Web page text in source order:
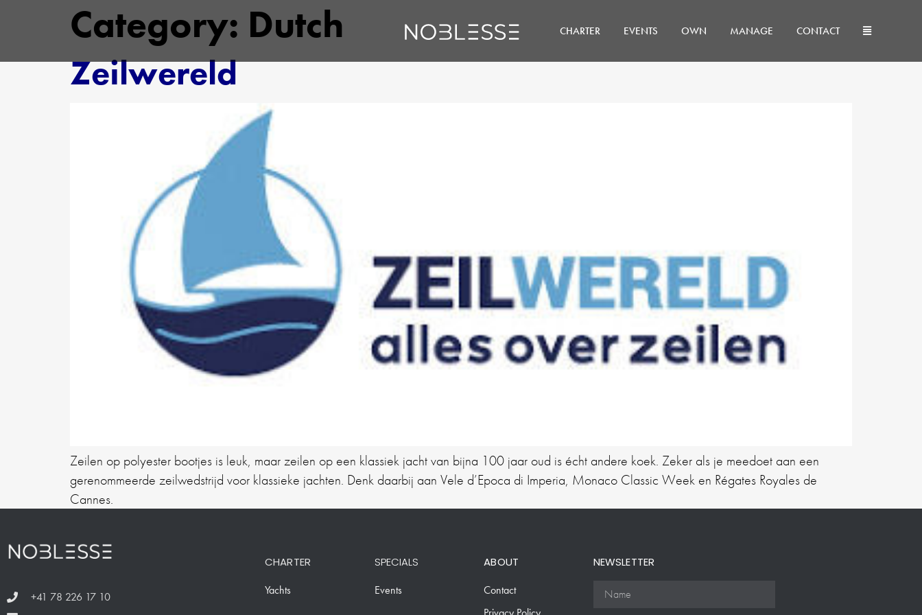
CHARTER EVENTS OWN MANAGE CONTACT
Category: Dutch
Zeilwereld
Zeilen op polyester bootjes is leuk, maar zeilen op een klassiek jacht van bijna 100 jaar oud is écht andere koek. Zeker als je meedoet aan een
gerenommeerde zeilwedstrijd voor klassieke jachten. Denk daarbij aan Vele d’Epoca di Imperia, Monaco Classic Week en Régates Royales de
Cannes.
+41 78 226 17 10
CHARTER
Yachts
SPECIALS
Events
ABOUT
Contact
NEWSLETTER